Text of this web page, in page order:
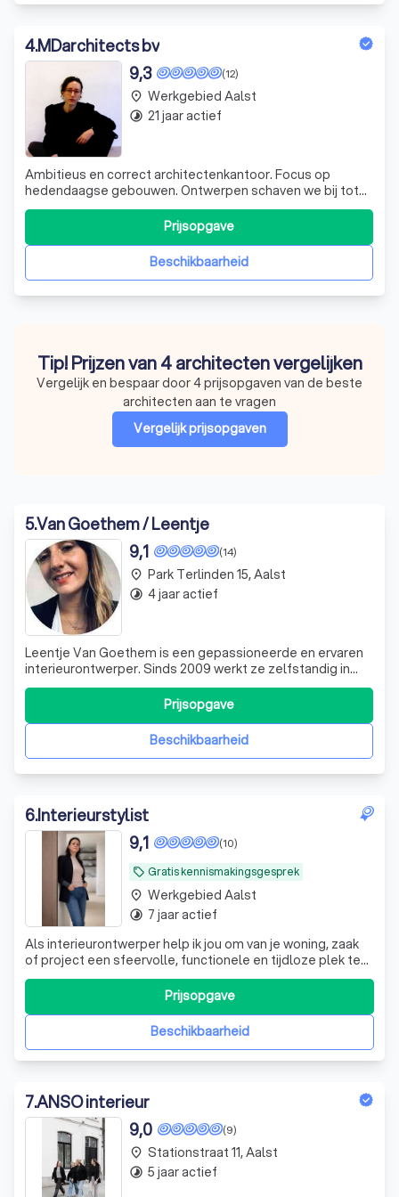
4.MDarchitects bv
(12)
9,3
Ambitieus en correct architectenkantoor. Focus op
hedendaagse gebouwen. Ontwerpen schaven we bij tot
de essentie. Dit houdt het bouwbudget in toom, de timing
strak en de uitvoering haalbaar.
Beschikbaarheid
Prijsopgave
place Werkgebied Aalst
timelapse 21 jaar actief
Tip! Prijzen van 4 architecten vergelijken
Vergelijk en bespaar door 4 prijsopgaven van de beste
architecten aan te vragen
Vergelijk prijsopgaven
5.Van Goethem / Leentje
(14)
9,1
Leentje Van Goethem is een gepassioneerde en ervaren
interieurontwerper. Sinds 2009 werkt ze zelfstandig in
deze sector, een keuze die voortvloeide uit haar liefde
voor architectuur en interieur. Haar passie was al duidelijk
merkbaar voordat ze haar studies aan de Hogeschool
voor Wetenschap en KunstBeschikbaarheid
Prijsopgave
place Park Terlinden 15, Aalst
timelapse 4 jaar actief
6.Interieurstylist
local_offer Gratis kennismakingsgesprek
(10)
9,1
Als interieurontwerper help ik jou om van je woning, zaak
of project een sfeervolle, functionele en tijdloze plek te
maken. Ik vertaal jouw woonwensen, stijl en
persoonlijkheid naar een concreet interieurconcept met
harmonie in kleuren, materialen, verlichting, meubels en
indeling. Mijn doel is om rBeschikbaarheid
Prijsopgave
place Werkgebied Aalst
timelapse 7 jaar actief
7.ANSO interieur
(9)
9,0
place Stationstraat 11, Aalst
timelapse 5 jaar actief